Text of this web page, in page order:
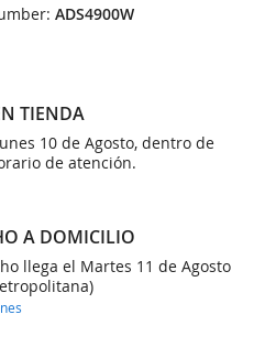
ADS4900W
TIENDA
10 de Agosto, dentro de
de atención.
A DOMICILIO
llega el Martes 11 de Agosto